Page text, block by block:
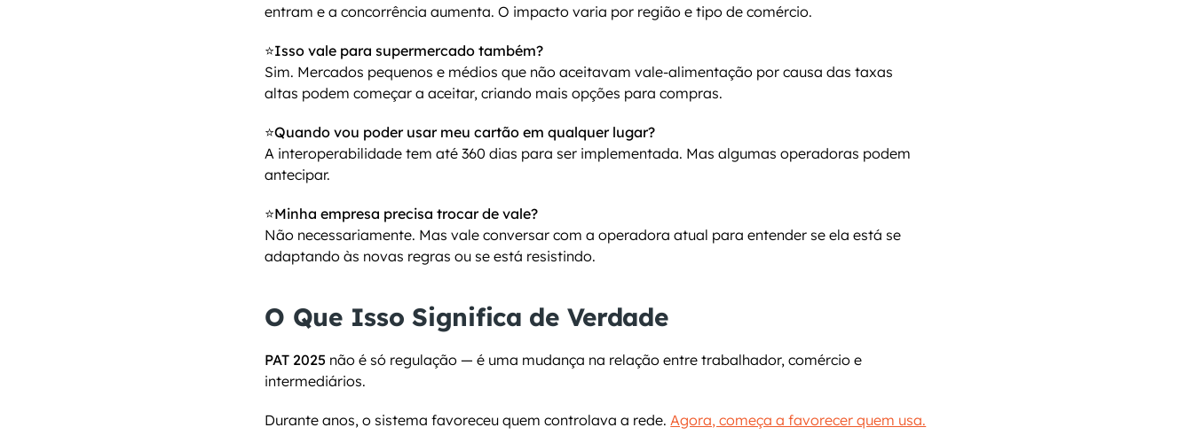
entram e a concorrência aumenta. O impacto varia por região e tipo de comércio.
⭐Isso vale para supermercado também?
Sim. Mercados pequenos e médios que não aceitavam vale-alimentação por causa das taxas
altas podem começar a aceitar, criando mais opções para compras.
⭐Quando vou poder usar meu cartão em qualquer lugar?
A interoperabilidade tem até 360 dias para ser implementada. Mas algumas operadoras podem
antecipar.
⭐Minha empresa precisa trocar de vale?
Não necessariamente. Mas vale conversar com a operadora atual para entender se ela está se
adaptando às novas regras ou se está resistindo.
O Que Isso Significa de Verdade
PAT 2025 não é só regulação — é uma mudança na relação entre trabalhador, comércio e
intermediários.
Durante anos, o sistema favoreceu quem controlava a rede. Agora, começa a favorecer quem usa.